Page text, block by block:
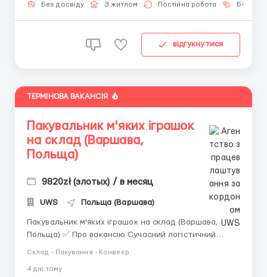
Telegram:@Vitali_Novikovs Telegram @Vitali...
Без досвіду З житлом Постійна робота Без
відгукнутися
ТЕРМІНОВА ВАКАНСІЯ
Пакувальник м'яких іграшок
на склад (Варшава,
Польща)
9820zł (злотых) / в месяц
UWS Польща (Варшава)
Пакувальник м'яких іграшок на склад (Варшава,
Польща) ✅ Про вакансію Сучасний логістичний
пакувальника м'яких іграшок. ❗️ УВАГА ❗️: заявки на
Склад - Пакування - Конвеєр
4 днi тому